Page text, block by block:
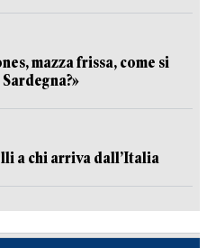
mazza frissa, come si
a chi arriva dall’Italia